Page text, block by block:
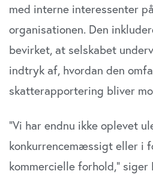
Dine valg anvendes på hele
Vi bruger cookies til at tilpasse
annoncer, til at vise dig
at analysere vores trafik. Vi
din brug af vores website med
sociale medier,
data med andre oplysninger, du
samtykker til vores cookies,
anvende vores hjemmeside.
med interne interessenter
organisationen. Den
bevirket, at selskabet
indtryk af, hvordan den
skatterapportering bliver
”Vi har endnu ikke oplevet
konkurrencemæssigt eller i
kommercielle forhold,”